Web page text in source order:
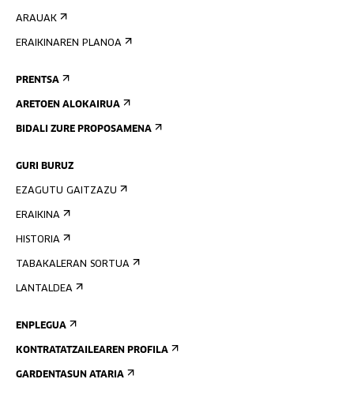
ARAUAK
ERAIKINAREN PLANOA
PRENTSA
ARETOEN ALOKAIRUA
BIDALI ZURE PROPOSAMENA
GURI BURUZ
EZAGUTU GAITZAZU
ERAIKINA
HISTORIA
TABAKALERAN SORTUA
LANTALDEA
ENPLEGUA
KONTRATATZAILEAREN PROFILA
GARDENTASUN ATARIA